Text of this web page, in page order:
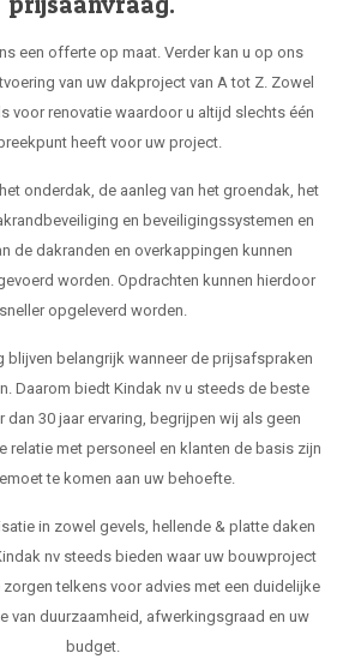
een offerte op maat. Verder kan u op ons
van uw dakproject van A tot Z. Zowel
voor renovatie waardoor u altijd slechts één
heeft voor uw project.
onderdak, de aanleg van het groendak, het
en beveiligingssystemen en
de dakranden en overkappingen kunnen
worden. Opdrachten kunnen hierdoor
sneller opgeleverd worden.
blijven belangrijk wanneer de prijsafspraken
Daarom biedt Kindak nv u steeds de beste
dan 30 jaar ervaring, begrijpen wij als geen
relatie met personeel en klanten de basis zijn
te komen aan uw behoefte.
in zowel gevels, hellende & platte daken
nv steeds bieden waar uw bouwproject
telkens voor advies met een duidelijke
van duurzaamheid, afwerkingsgraad en uw
budget.